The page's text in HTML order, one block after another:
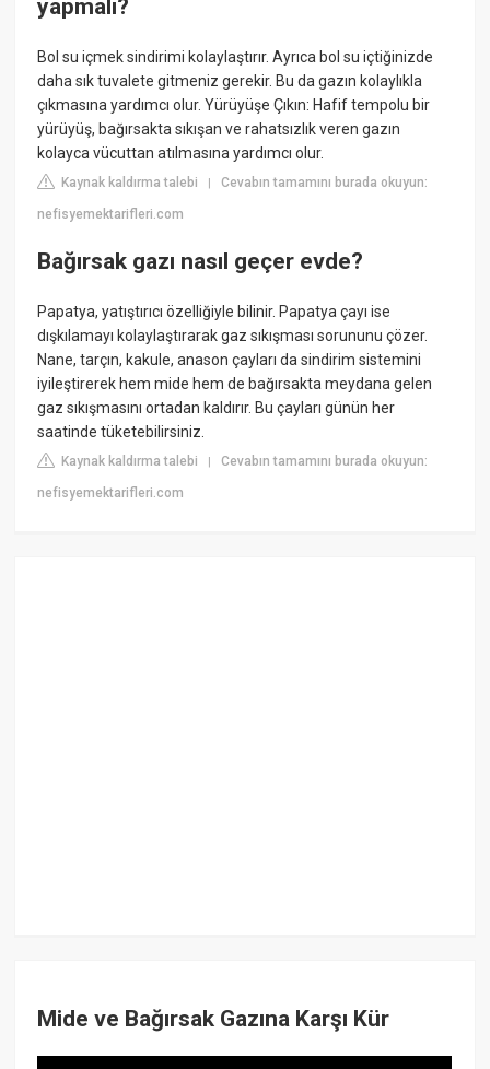
yapmalı?
Bol su içmek sindirimi kolaylaştırır. Ayrıca bol su içtiğinizde
daha sık tuvalete gitmeniz gerekir. Bu da gazın kolaylıkla
çıkmasına yardımcı olur. Yürüyüşe Çıkın: Hafif tempolu bir
yürüyüş, bağırsakta sıkışan ve rahatsızlık veren gazın
kolayca vücuttan atılmasına yardımcı olur.
Kaynak kaldırma talebi |Cevabın tamamını burada okuyun:
nefisyemektarifleri.com
Bağırsak gazı nasıl geçer evde?
Papatya, yatıştırıcı özelliğiyle bilinir. Papatya çayı ise
dışkılamayı kolaylaştırarak gaz sıkışması sorununu çözer.
Nane, tarçın, kakule, anason çayları da sindirim sistemini
iyileştirerek hem mide hem de bağırsakta meydana gelen
gaz sıkışmasını ortadan kaldırır. Bu çayları günün her
saatinde tüketebilirsiniz.
Kaynak kaldırma talebi |Cevabın tamamını burada okuyun:
nefisyemektarifleri.com
Mide ve Bağırsak Gazına Karşı Kür